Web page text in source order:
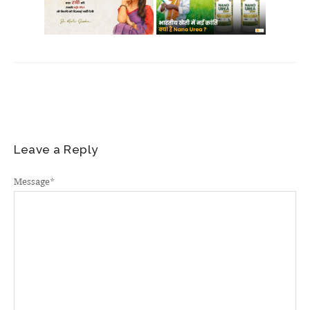
Leave a Reply
Message*